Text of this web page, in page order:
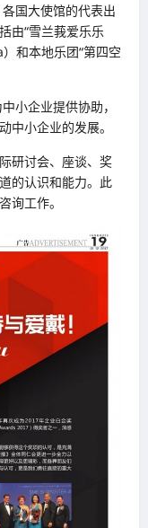
国大使馆的代表出
由“雪兰莪爱乐乐
和本地乐团“第四空
小企业提供协助，
中小企业的发展。
研讨会、座谈、奖
的认识和能力。此
询工作。